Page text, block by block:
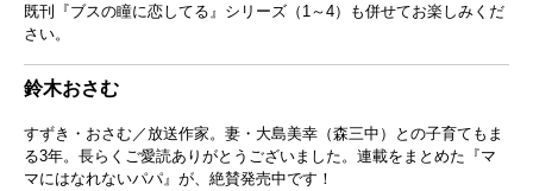
既刊『ブスの瞳に恋してる』シリーズ（1～4）も併せてお楽しみくだ
さい。
鈴木おさむ
すずき・おさむ／放送作家。妻・大島美幸（森三中）との子育てもま
る3年。長らくご愛読ありがとうございました。連載をまとめた『マ
マにはなれないパパ』が、絶賛発売中です！